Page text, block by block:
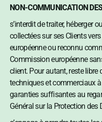
NON-COMMUNICATION
s’interdit de traiter, héberger
collectées sur ses Clients
européenne ou reconnu
Commission européenne
client. Pour autant, reste
techniques et commerciaux
garanties suffisantes au
Général sur la Protection des